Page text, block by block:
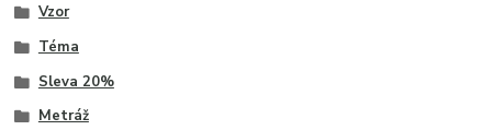
Vzor
Téma
Sleva 20%
Metráž